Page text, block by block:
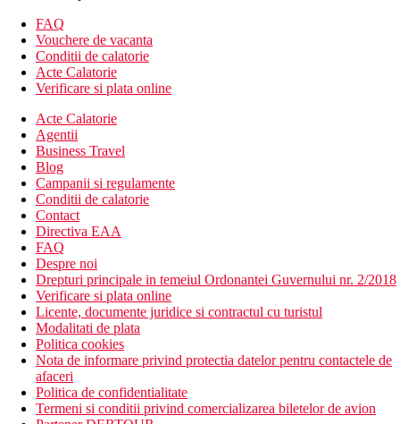
coafeza
internet cafe
magazine
mini club
piscina in aer liber
piscina pentru copii
Descrierea plajei
nisipos
sezlonguri; umbrele si prosoape gratuite
bar pe plaja
Activitati gratuite
programe ocazionale de animatie
animatie de seara
4 terenuri de tenis (iluminat si echipament contra cost)
darts
tenis de masa
fitness
mini-golf
volei pe plaja
aerobic
baie turceasca (proceduri contra cost)
FAQ
Vouchere de vacanta
Conditii de calatorie
Acte Calatorie
Verificare si plata online
Acte Calatorie
Agentii
Business Travel
Blog
Campanii si regulamente
Conditii de calatorie
Contact
Directiva EAA
FAQ
Despre noi
Drepturi principale in temeiul Ordonantei Guvernului nr. 2/2018
Verificare si plata online
Licente, documente juridice si contractul cu turistul
Modalitati de plata
Politica cookies
Nota de informare privind protectia datelor pentru contactele de
afaceri
Politica de confidentialitate
Termeni si conditii privind comercializarea biletelor de avion